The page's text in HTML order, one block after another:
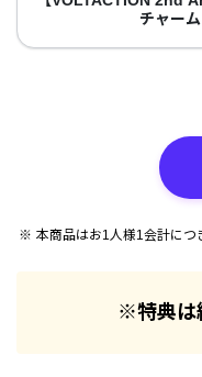
チャー
本商品はお1人様1会計につ
※特典は